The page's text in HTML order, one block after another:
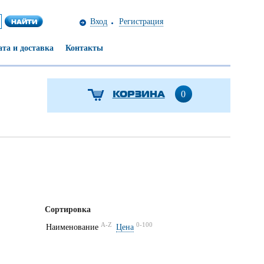
Вход Регистрация
и доставка Контакты
КОРЗИНА 0
Сортировка
Наименование A-Z Цена 0-100